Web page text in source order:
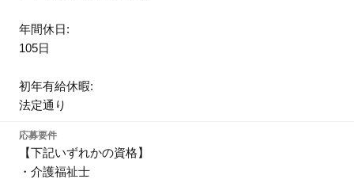
年間休日:
105日
初年有給休暇:
法定通り
応募要件
【下記いずれかの資格】
・介護福祉士